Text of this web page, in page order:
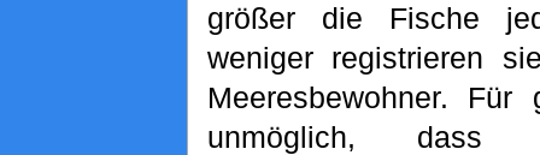
größer die Fische
weniger registrieren
Meeresbewohner.
unmöglich,